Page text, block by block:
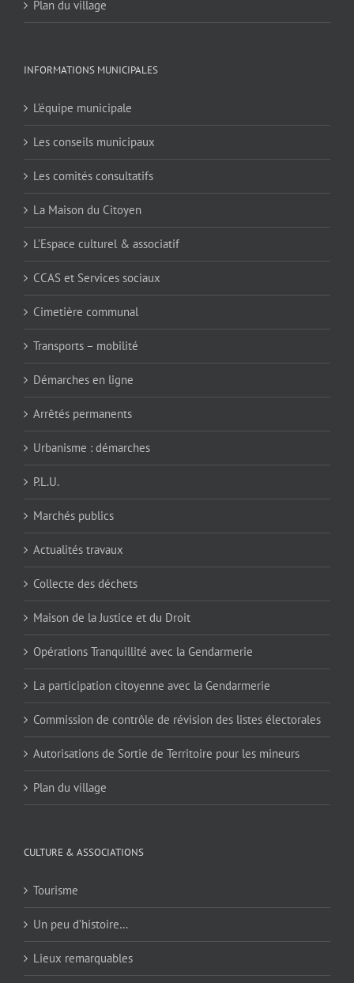
Plan du village
INFORMATIONS MUNICIPALES
L’équipe municipale
Les conseils municipaux
Les comités consultatifs
La Maison du Citoyen
L’Espace culturel & associatif
CCAS et Services sociaux
Cimetière communal
Transports – mobilité
Démarches en ligne
Arrêtés permanents
Urbanisme : démarches
P.L.U.
Marchés publics
Actualités travaux
Collecte des déchets
Maison de la Justice et du Droit
Opérations Tranquillité avec la Gendarmerie
La participation citoyenne avec la Gendarmerie
Commission de contrôle de révision des listes électorales
Autorisations de Sortie de Territoire pour les mineurs
Plan du village
CULTURE & ASSOCIATIONS
Tourisme
Un peu d’histoire…
Lieux remarquables